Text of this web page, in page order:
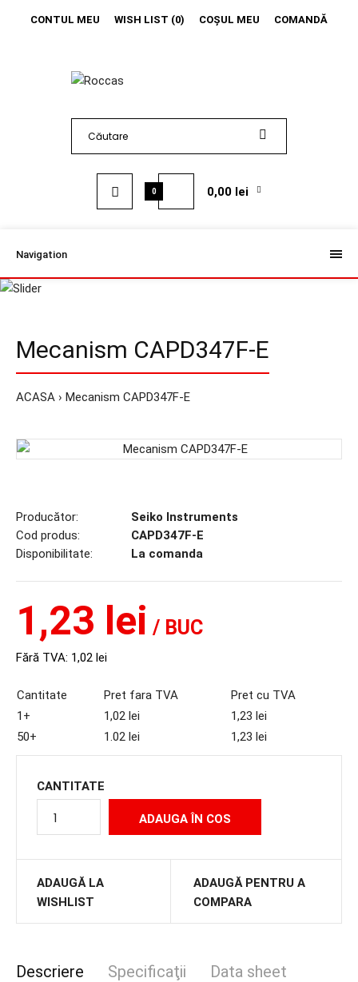
CONTUL MEU WISH LIST (0) COŞUL MEU COMANDĂ
0 0,00 lei
Navigation
Mecanism CAPD347F-E
ACASA Mecanism CAPD347F-E
Producător:
Seiko Instruments
Cod produs:
CAPD347F-E
Disponibilitate:
La comanda
1,23 lei / BUC
Fără TVA: 1,02 lei
Cantitate Pret fara TVA
Pret cu TVA
1+
1,02 lei
1,23 lei
50+
1.02 lei 1,23 lei
CANTITATE
ADAUGĂ LA
WISHLIST
ADAUGĂ PENTRU A
COMPARA
Descriere Specificaţii Data sheet